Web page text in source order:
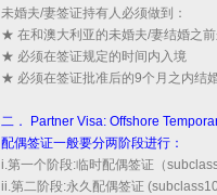
未婚夫/妻签证持有人必须做到：
★ 在和澳大利亚的未婚夫/妻结婚之
★ 必须在签证规定的时间内入境
★ 必须在签证批准后的9个月之内结
二． Partner Visa: Offshore
配偶签证一般要分两阶段进行：
i.第一个阶段:临时配偶签证（
ii.第二阶段:永久配偶签证